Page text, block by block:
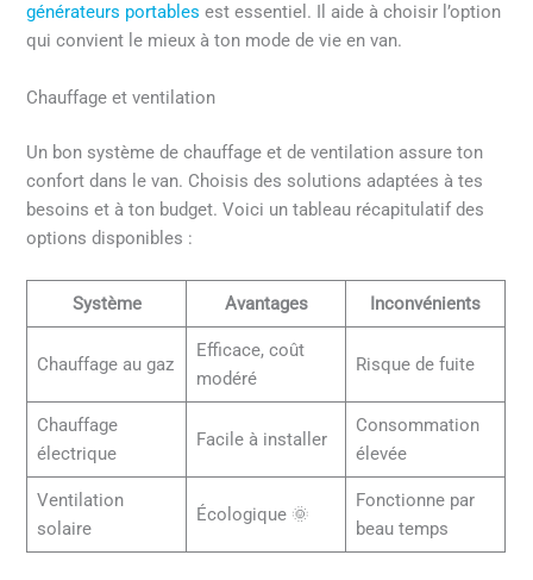
générateurs portables est essentiel. Il aide à choisir l’option
qui convient le mieux à ton mode de vie en van.
Chauffage et ventilation
Un bon système de chauffage et de ventilation assure ton
confort dans le van. Choisis des solutions adaptées à tes
besoins et à ton budget. Voici un tableau récapitulatif des
options disponibles :
Système Avantages Inconvénients
Chauffage au gaz
Efficace, coût
modéré
Risque de fuite
Chauffage
électrique
Facile à installer
Consommation
élevée
Ventilation
solaire
Écologique 🌞
Fonctionne par
beau temps